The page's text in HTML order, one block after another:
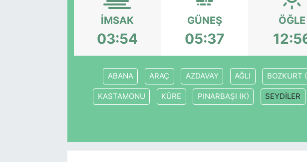
İMSAK
03:54
GÜNEŞ
05:37
ÖĞLE
ABANA ARAÇ AZDAVAY AĞLI BOZKURT
KASTAMONU KÜRE PINARBAŞI (K) SEYDİLER